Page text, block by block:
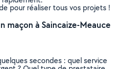
pour réaliser tous vos projets !
maçon à Saincaize-Meauce
secondes : quel service